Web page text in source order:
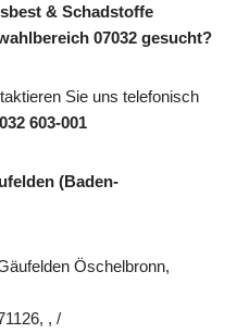
& Schadstoffe
07032 gesucht?
Sie uns telefonisch
603-001
(Baden-
Öschelbronn,
, /